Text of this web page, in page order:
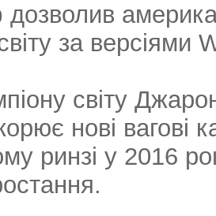
за версіями
світу
нові
ринзі у 2016